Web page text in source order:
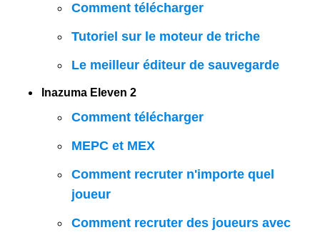
Comment télécharger
Tutoriel sur le moteur de triche
Le meilleur éditeur de sauvegarde
Inazuma Eleven 2
Comment télécharger
MEPC et MEX
Comment recruter n'importe quel
joueur
Comment recruter des joueurs avec